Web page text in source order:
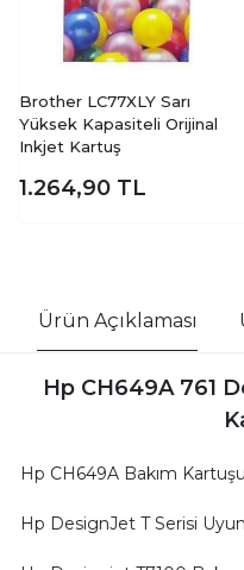
Brother LC77XLY Sarı
Yüksek Kapasiteli Orijinal
Inkjet Kartuş
1.264,90 TL
Ürün Açıklaması
Hp CH649A 761
Hp CH649A Bakım
Hp DesignJet T Serisi